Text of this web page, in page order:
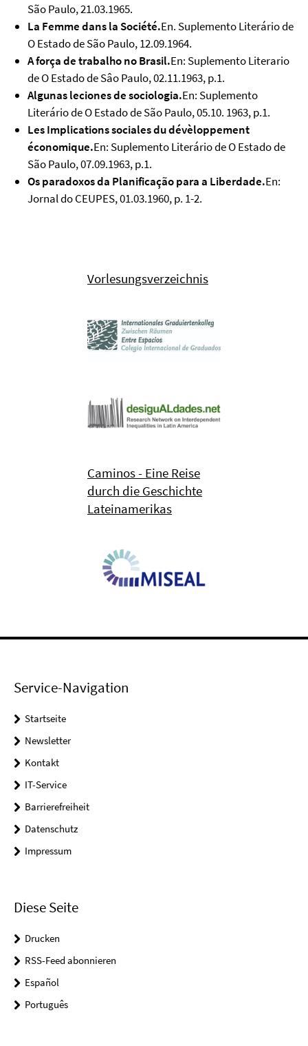
São Paulo, 21.03.1965.
La Femme dans la Société.En. Suplemento Literário de
O Estado de São Paulo, 12.09.1964.
A força de trabalho no Brasil.En: Suplemento Literario
de O Estado de Sâo Paulo, 02.11.1963, p.1.
Algunas leciones de sociologia.En: Suplemento
Literário de O Estado de São Paulo, 05.10. 1963, p.1.
Les Implications sociales du dévèloppement
économique.En: Suplemento Literário de O Estado de
São Paulo, 07.09.1963, p.1.
Os paradoxos da Planificação para a Liberdade.En:
Jornal do CEUPES, 01.03.1960, p. 1-2.
Vorlesungsverzeichnis
Caminos - Eine Reise
durch die Geschichte
Lateinamerikas
Service-Navigation
Startseite
Newsletter
Kontakt
IT-Service
Barrierefreiheit
Datenschutz
Impressum
Diese Seite
Drucken
RSS-Feed abonnieren
Español
Português